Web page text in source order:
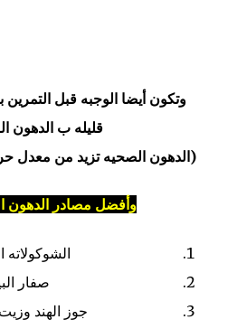
وتكون أيضا الوجبه قبل
قليله ب الدهون
(الدهون الصحيه تزيد من معدل
وأفضل مصادر الدهون
الشوكولاته
صفار
جوز الهند وزيت